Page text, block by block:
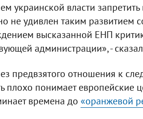
украинской власти
не удивлен таким развитием
высказанной ЕНП
администрации», -
предвзятого отношения к
плохо понимает европейские
времена до «оранжевой